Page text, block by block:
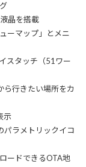
晶を搭載
ーマップ」とメニ
スタッチ（51ワー
ら行きたい場所をカ
示
ラメトリックイコ
ードできるOTA地